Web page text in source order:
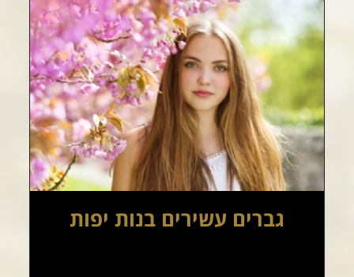
גברים עשירים בנות יפות